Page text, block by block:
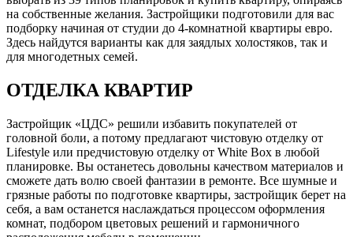
на собственные желания. Застройщики подготовили для вас
подборку начиная от студии до 4-комнатной квартиры евро.
Здесь найдутся варианты как для заядлых холостяков, так и
для многодетных семей.
ОТДЕЛКА КВАРТИР
Застройщик «ЦДС» решили избавить покупателей от
головной боли, а потому предлагают чистовую отделку от
Lifestyle или предчистовую отделку от White Box в любой
планировке. Вы останетесь довольны качеством материалов и
сможете дать волю своей фантазии в ремонте. Все шумные и
грязные работы по подготовке квартиры, застройщик берет на
себя, а вам останется наслаждаться процессом оформления
комнат, подбором цветовых решений и гармоничного